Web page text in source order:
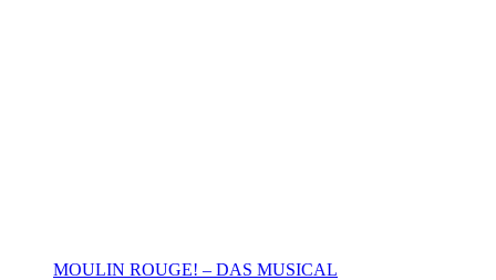
MOULIN ROUGE! – DAS MUSICAL